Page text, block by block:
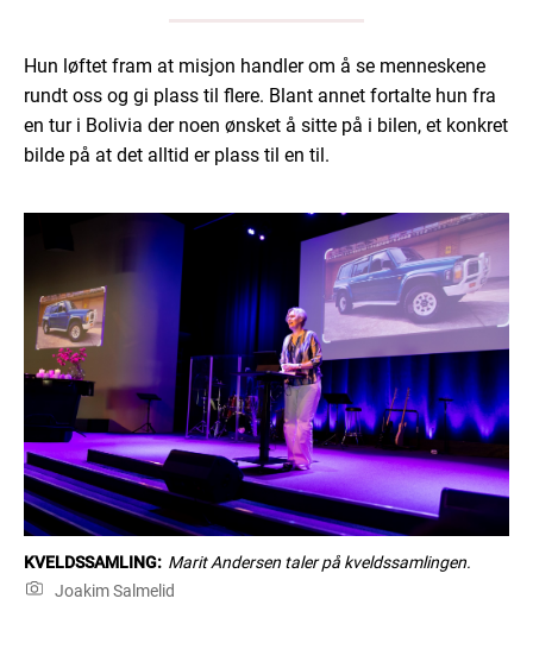
Hun løftet fram at misjon handler om å se menneskene
rundt oss og gi plass til flere. Blant annet fortalte hun fra
en tur i Bolivia der noen ønsket å sitte på i bilen, et konkret
bilde på at det alltid er plass til en til.
KVELDSSAMLING: Marit Andersen taler på kveldssamlingen.
Joakim Salmelid